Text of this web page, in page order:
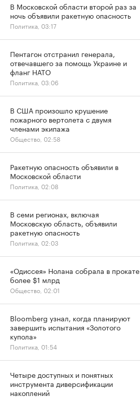
В Московской области второй раз за
ночь объявили ракетную опасность
Политика, 03:17
Пентагон отстранил генерала,
отвечавшего за помощь Украине и
фланг НАТО
Политика, 03:06
В США произошло крушение
пожарного вертолета с двумя
членами экипажа
Общество, 02:58
Ракетную опасность объявили в
Московской области
Политика, 02:08
В семи регионах, включая
Московскую область, объявили
ракетную опасность
Политика, 02:03
«Одиссея» Нолана собрала в прокате
более $1 млрд
Общество, 02:01
Bloomberg узнал, когда планируют
завершить испытания «Золотого
купола»
Политика, 01:54
Четыре доступных и понятных
инструмента диверсификации
накоплений